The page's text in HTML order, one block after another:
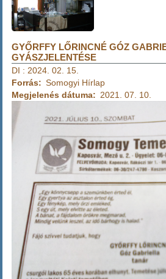
GYŐRFFY LŐRINCNÉ GÓZ
GYÁSZJELENTÉSE
DI : 2024. 02. 15.
Forrás
Somogyi Hírlap
Megjelenés dátuma
2021. 07. 10.